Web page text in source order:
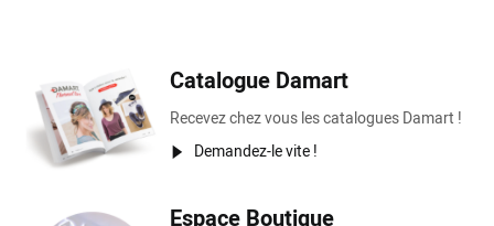
Catalogue Damart
Recevez chez vous les catalogues Damart !
Demandez-le vite !
Espace Boutique